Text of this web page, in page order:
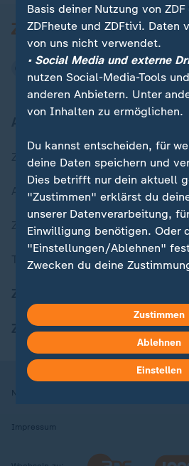
Zuletzt veröffentlicht
Aktuelle Sendungs-Videos
ZDFheute Stories
Themen im Überblick
ZDFheute Apps
Nutzungsbedingungen
Impressum
Basis deiner Nutzung von
ZDFheute und ZDFtivi. Daten
von uns nicht verwendet.
• Social Media und externe
nutzen Social-Media-Tools
anderen Anbietern. Unter
von Inhalten zu ermöglichen.
Du kannst entscheiden, für
deine Daten speichern und
Dies betrifft nur dein aktuell
"Zustimmen" erklärst du
unserer Datenverarbeitung,
Einwilligung benötigen. Oder
"Einstellungen/Ablehnen"
Zwecken du deine
in deinen Einstellungen
Hier findest du das Impressum.
Weitere Informationen findest
Datenschutzerklärung.
Zustimmen
Ablehnen
Einstellen